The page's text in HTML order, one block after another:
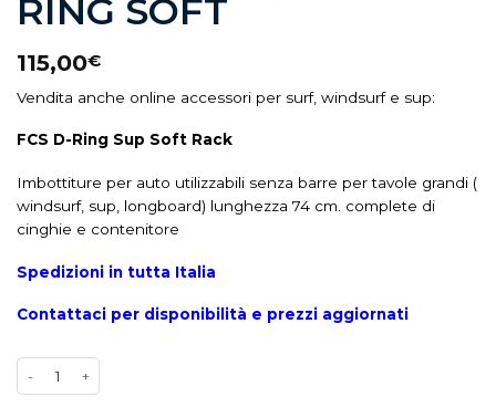
RING SOFT
115,00€
Vendita anche online accessori per surf, windsurf e sup:
FCS D-Ring Sup Soft Rack
Imbottiture per auto utilizzabili senza barre per tavole grandi (
windsurf, sup, longboard) lunghezza 74 cm. complete di
cinghie e contenitore
Spedizioni in tutta Italia
Contattaci per disponibilità e prezzi aggiornati